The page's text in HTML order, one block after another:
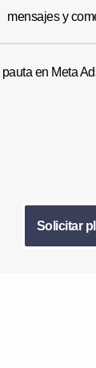
mensajes y
en Meta
Solicitar